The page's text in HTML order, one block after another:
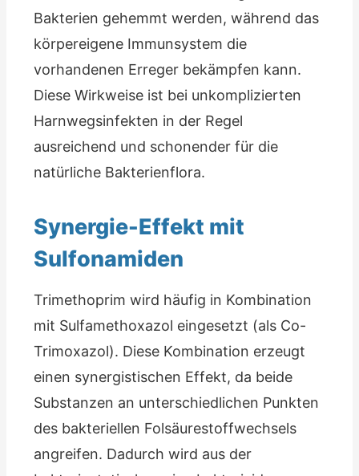
Bakterien gehemmt werden, während das
körpereigene Immunsystem die
vorhandenen Erreger bekämpfen kann.
Diese Wirkweise ist bei unkomplizierten
Harnwegsinfekten in der Regel
ausreichend und schonender für die
natürliche Bakterienflora.
Synergie-Effekt mit
Sulfonamiden
Trimethoprim wird häufig in Kombination
mit Sulfamethoxazol eingesetzt (als Co-
Trimoxazol). Diese Kombination erzeugt
einen synergistischen Effekt, da beide
Substanzen an unterschiedlichen Punkten
des bakteriellen Folsäurestoffwechsels
angreifen. Dadurch wird aus der